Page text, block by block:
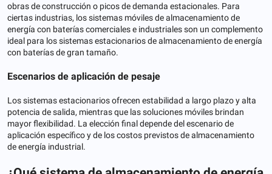
obras de construcción o picos de demanda estacionales. Para
ciertas industrias, los sistemas móviles de almacenamiento de
energía con baterías comerciales e industriales son un complemento
ideal para los sistemas estacionarios de almacenamiento de energía
con baterías de gran tamaño.
Escenarios de aplicación de pesaje
Los sistemas estacionarios ofrecen estabilidad a largo plazo y alta
potencia de salida, mientras que las soluciones móviles brindan
mayor flexibilidad. La elección final depende del escenario de
aplicación específico y de los costos previstos de almacenamiento
de energía industrial.